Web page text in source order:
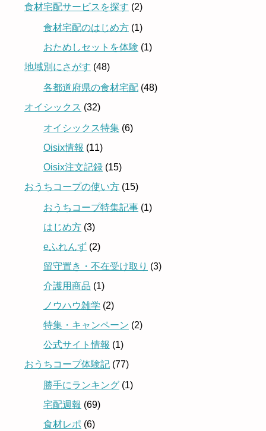
食材宅配サービスを探す (2)
食材宅配のはじめ方 (1)
おためしセットを体験 (1)
地域別にさがす (48)
各都道府県の食材宅配 (48)
オイシックス (32)
オイシックス特集 (6)
Oisix情報 (11)
Oisix注文記録 (15)
おうちコープの使い方 (15)
おうちコープ特集記事 (1)
はじめ方 (3)
eふれんず (2)
留守置き・不在受け取り (3)
介護用商品 (1)
ノウハウ雑学 (2)
特集・キャンペーン (2)
公式サイト情報 (1)
おうちコープ体験記 (77)
勝手にランキング (1)
宅配週報 (69)
食材レポ (6)